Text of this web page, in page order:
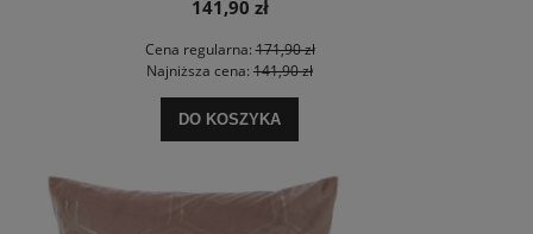
141,90 zł
Cena regularna:171,90 zł
Najniższa cena: 141,90 zł
DO KOSZYKA